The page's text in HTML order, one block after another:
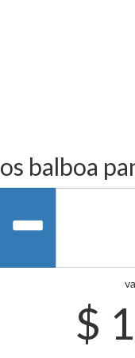
balboa
$